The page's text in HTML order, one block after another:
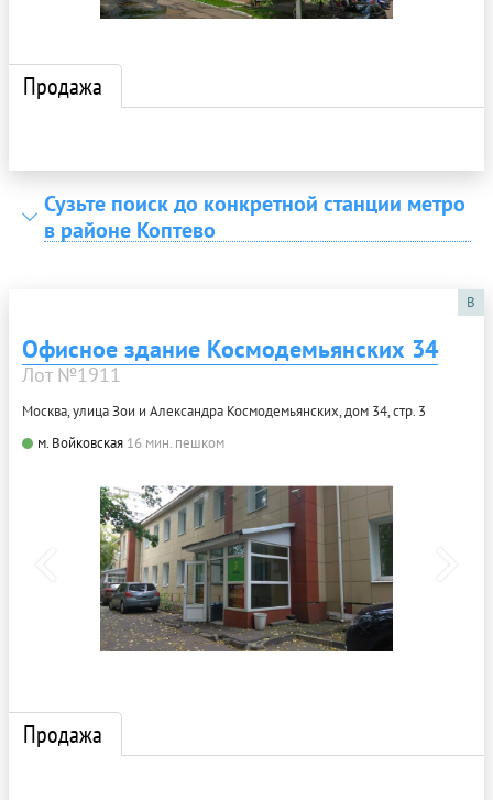
Продажа
Сузьте поиск до конкретной станции метро
в районе Коптево
B
Офисное здание Космодемьянских 34
Лот №1911
Москва, улица Зои и Александра Космодемьянских, дом 34, стр. 3
м. Войковская 16 мин. пешком
Продажа